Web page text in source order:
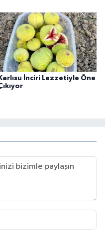
Karlısu İnciri Lezzetiyle Öne